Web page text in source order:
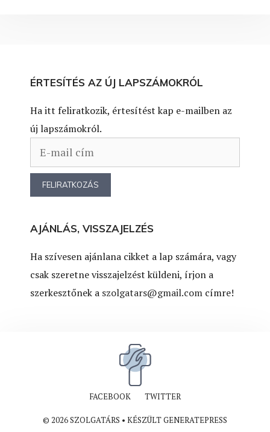
ÉRTESÍTÉS AZ ÚJ LAPSZÁMOKRÓL
Ha itt feliratkozik, értesítést kap e-mailben az
új lapszámokról.
AJÁNLÁS, VISSZAJELZÉS
Ha szívesen ajánlana cikket a lap számára, vagy
csak szeretne visszajelzést küldeni, írjon a
szerkesztőnek a szolgatars@gmail.com címre!
FACEBOOK TWITTER
© 2026 SZOLGATÁRS • KÉSZÜLTGENERATEPRESS